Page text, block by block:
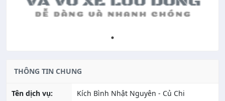
THÔNG TIN CHUNG
Tên dịch vụ: Kích Bình Nhật Nguyên - Củ Chi